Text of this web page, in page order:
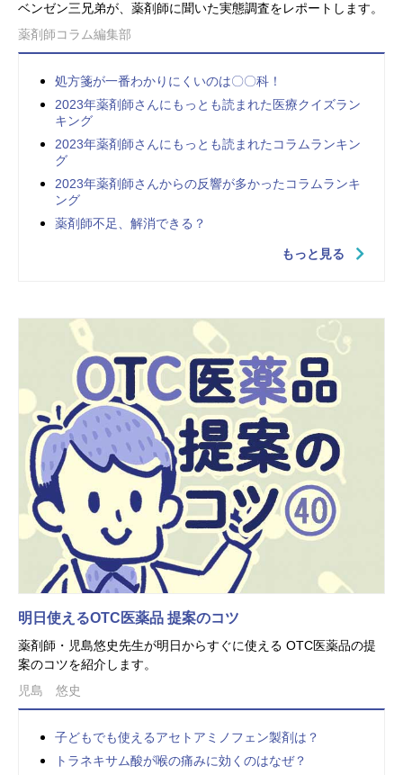
ベンゼン三兄弟が、薬剤師に聞いた実態調査をレポートします。
薬剤師コラム編集部
処方箋が一番わかりにくいのは〇〇科！
2023年薬剤師さんにもっとも読まれた医療クイズラン
キング
2023年薬剤師さんにもっとも読まれたコラムランキン
グ
2023年薬剤師さんからの反響が多かったコラムランキ
ング
薬剤師不足、解消できる？
もっと見る
明日使えるOTC医薬品 提案のコツ
薬剤師・児島悠史先生が明日からすぐに使える OTC医薬品の提
案のコツを紹介します。
児島 悠史
子どもでも使えるアセトアミノフェン製剤は？
トラネキサム酸が喉の痛みに効くのはなぜ？